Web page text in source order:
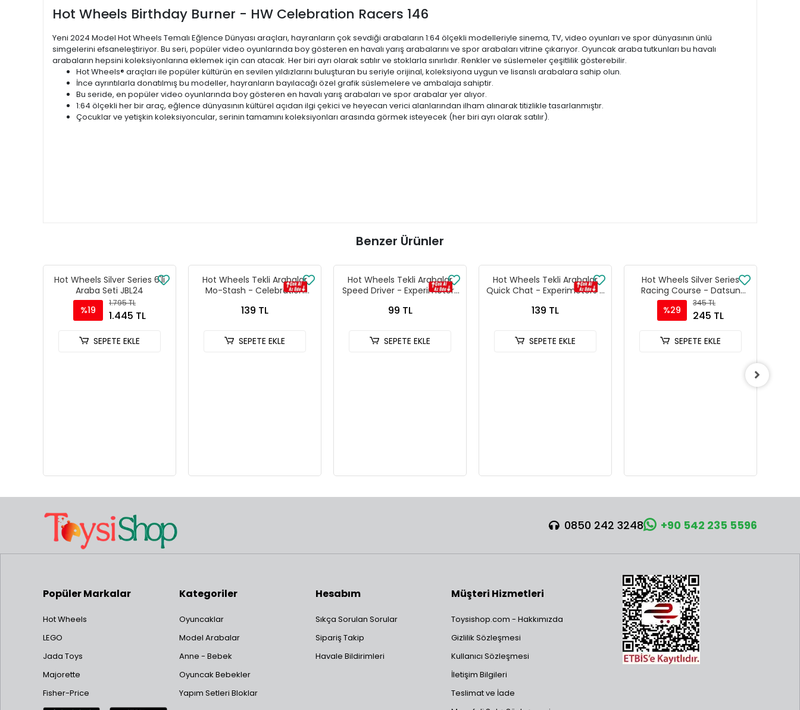
Hot Wheels Birthday Burner - HW Celebration Racers 146
Yeni 2024 Model Hot Wheels Temalı Eğlence Dünyası araçları, hayranların çok sevdiği arabaların 1:64 ölçekli modelleriyle sinema, TV, video oyunları ve spor dünyasının ünlü
simgelerini efsaneleştiriyor. Bu seri, popüler video oyunlarında boy gösteren en havalı yarış arabalarını ve spor arabaları vitrine çıkarıyor. Oyuncak araba tutkunları bu havalı
arabaların hepsini koleksiyonlarına eklemek için can atacak. Her biri ayrı olarak satılır ve stoklarla sınırlıdır. Renkler ve süslemeler çeşitlilik gösterebilir.
Hot Wheels® araçları ile popüler kültürün en sevilen yıldızlarını buluşturan bu seriyle orijinal, koleksiyona uygun ve lisanslı arabalara sahip olun.
İnce ayrıntılarla donatılmış bu modeller, hayranların bayılacağı özel grafik süslemelere ve ambalaja sahiptir.
Bu seride, en popüler video oyunlarında boy gösteren en havalı yarış arabaları ve spor arabalar yer alıyor.
1:64 ölçekli her bir araç, eğlence dünyasının kültürel açıdan ilgi çekici ve heyecan verici alanlarından ilham alınarak titizlikle tasarlanmıştır.
Çocuklar ve yetişkin koleksiyoncular, serinin tamamını koleksiyonları arasında görmek isteyecek (her biri ayrı olarak satılır).
Benzer Ürünler
Hot Wheels Silver Series 6'lı
Araba Seti JBL24
%19
1.795 TL
1.445 TL
SEPETE EKLE
Hot Wheels Tekli Arabalar
Mo-Stash - Celebration
139 TL
SEPETE EKLE
Hot Wheels Tekli Arabalar
Speed Driver - Experimotors
99 TL
SEPETE EKLE
Hot Wheels Tekli Arabalar
Quick Chat - Experimotors -
139 TL
SEPETE EKLE
Hot Wheels Silver Series
Racing Course - Datsun
240Z Custom
%29
345 TL
245 TL
SEPETE EKLE
0850 242 3248 +90 542 235 5596
Popüler Markalar
Hot Wheels
LEGO
Jada Toys
Majorette
Fisher-Price
Kategoriler
Oyuncaklar
Model Arabalar
Anne - Bebek
Oyuncak Bebekler
Yapım Setleri Bloklar
Hesabım
Sıkça Sorulan Sorular
Sipariş Takip
Havale Bildirimleri
Müşteri Hizmetleri
Toysishop.com - Hakkımızda
Gizlilik Sözleşmesi
Kullanıcı Sözleşmesi
İletişim Bilgileri
Teslimat ve İade